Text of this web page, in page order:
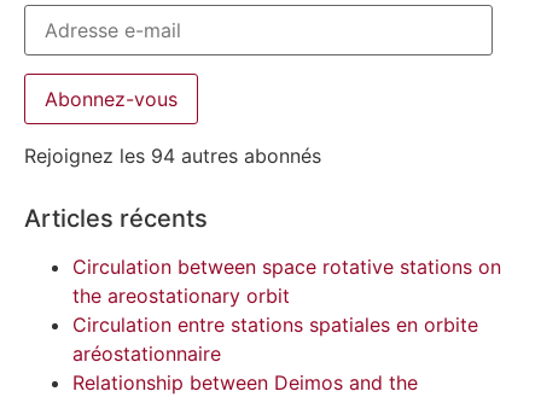
Abonnez-vous
Rejoignez les 94 autres abonnés
Articles récents
Circulation between space rotative stations on
the areostationary orbit
Circulation entre stations spatiales en orbite
aréostationnaire
Relationship between Deimos and the